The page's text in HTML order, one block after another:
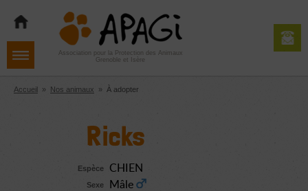
navigation
contenu
Aller
pied
de
Association pour la Protection des Animaux
Grenoble et Isère
Accueil » Nos animaux » À adopter
Ricks
Espèce CHIEN
Sexe Mâle